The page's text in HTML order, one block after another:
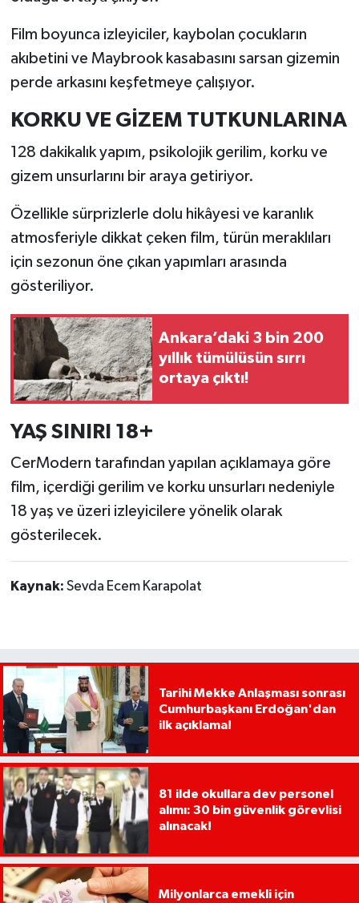
Film boyunca izleyiciler, kaybolan çocukların
akıbetini ve Maybrook kasabasını sarsan gizemin
perde arkasını keşfetmeye çalışıyor.
KORKU VE GİZEM TUTKUNLARINA
128 dakikalık yapım, psikolojik gerilim, korku ve
gizem unsurlarını bir araya getiriyor.
Özellikle sürprizlerle dolu hikâyesi ve karanlık
atmosferiyle dikkat çeken film, türün meraklıları
için sezonun öne çıkan yapımları arasında
gösteriliyor.
Ankara’daki 3 bin 200
yıllık tümülüsün sırrı
ortaya çıktı!
YAŞ SINIRI 18+
CerModern tarafından yapılan açıklamaya göre
film, içerdiği gerilim ve korku unsurları nedeniyle
18 yaş ve üzeri izleyicilere yönelik olarak
gösterilecek.
Kaynak: Sevda Ecem Karapolat
Tarihi Mekke Anlaşması sonrası
Cumhurbaşkanı Erdoğan'dan
ilk açıklama!
81 ilde okullara dev personel
alımı: 30 bin güvenlik görevlisi
alınacak!
Milyonlarca emekli için